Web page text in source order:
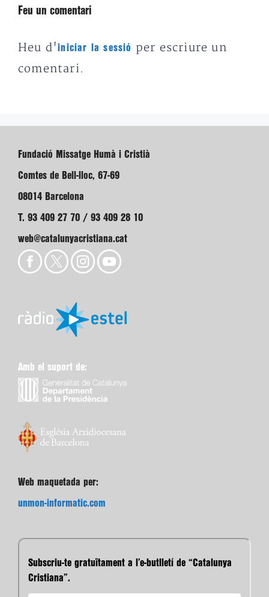
Feu un comentari
Heu d'iniciar la sessió
per escriure un
comentari.
Fundació Missatge Humà i Cristià
Comtes de Bell-lloc, 67-69
08014 Barcelona
T. 93 409 27 70 / 93 409 28 10
web@catalunyacristiana.cat
Amb el suport de:
Web maquetada per:
unmon-informatic.com
Subscriu-te gratuïtament a l’e-butlletí de “Catalunya
Cristiana”.